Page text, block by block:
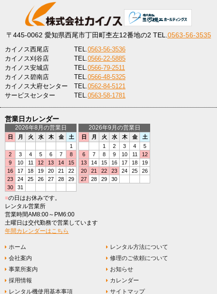
〒445-0062 愛知県西尾市丁田町杢左12番地の2 TEL.0563-56-3535
カイノス西尾店 TEL.0563-56-3536
カイノス刈谷店
TEL.0566-22-5885
カイノス安城店
TEL.0566-79-2511
カイノス碧南店
TEL.0566-48-5325
カイノス大府センター
TEL.0562-84-5121
サービスセンター
TEL.0563-58-1781
営業日カレンダー
2026年8月の営業日
日 月 火 水 木 金
土
1
2
3 4 5 6 7
8
9
10 11 12 13 14
15
16
17 18 19 20 21
22
23
24 25 26 27 28
29
30
31
2026年9月の営業日
日 月 火 水 木 金
土
1
2 3 4
5
6
7 8 9 10 11
12
13
14 15 16 17 18
19
20
21 22 23 24 25
26
27
28 29 30
■の日はお休みです。
レンタル営業所
営業時間AM8:00～PM6:00
土曜日は交代勤務で営業しています
年間カレンダーはこちら
ホーム
会社案内
事業所案内
採用情報
レンタル機使用基本事項
レンタル方法について
修理のご依頼について
お知らせ
カレンダー
サイトマップ